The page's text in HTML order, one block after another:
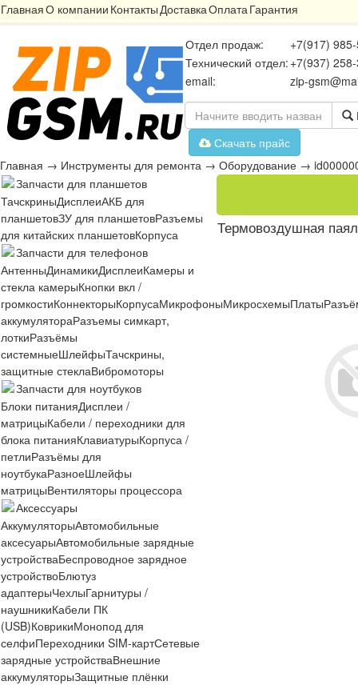
ГлавнаяО компании КонтактыДоставкаОплатаГарантия
Отдел продаж:
+7(917)
Технический отдел: +7(937)
email:
zip-
Скачать прайс
Главная → Инструменты для ремонта → Оборудование →
Запчасти для планшетов
ТачскриныДисплеиАКБ для
планшетовЗУ для планшетовРазъемы
для китайских планшетовКорпуса
Запчасти для телефонов
АнтенныДинамикиДисплеиКамеры и
стекла камерыКнопки вкл /
громкостиКоннекторыКорпусаМикрофоныМикросхемыПлаты
аккумулятораРазъемы симкарт,
лоткиРазъёмы
системныеШлейфыТачскрины,
защитные стеклаВибромоторы
Запчасти для ноутбуков
Блоки питанияДисплеи /
матрицыКабели / переходники для
блока питанияКлавиатурыКорпуса /
петлиРазъёмы для
ноутбукаРазноеШлейфы
матрицыВентиляторы процессора
Аксессуары
АккумуляторыАвтомобильные
аксесуарыАвтомобильные зарядные
устройстваБеспроводное зарядное
устройствоБлютуз
адаптерыЧехлыГарнитуры /
наушникиКабели ПК
(USB)КоврикиМонопод для
селфиПереходники SIM-картСетевые
зарядные устройстваВнешние
аккумуляторыЗащитные плёнки
Термовоздушная